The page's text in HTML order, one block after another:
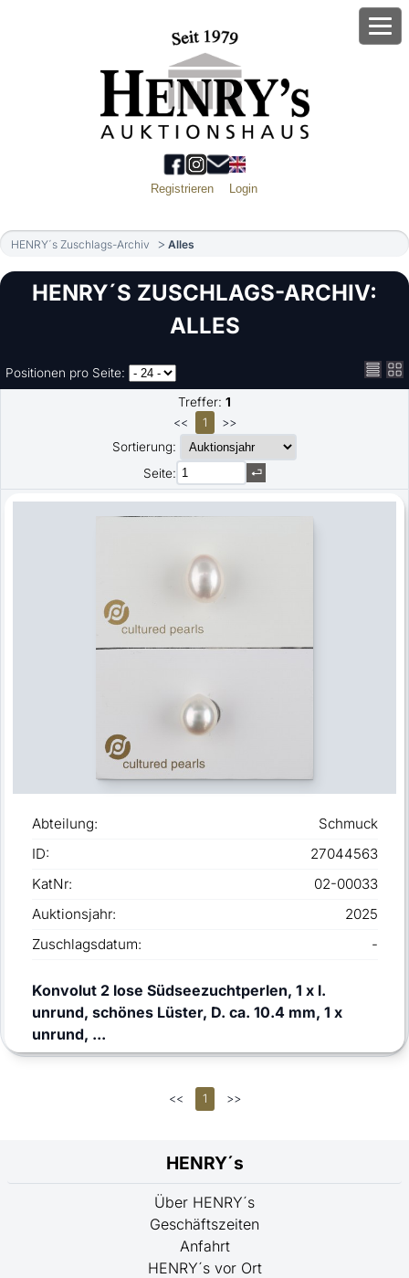
Registrieren Login
HENRY´s Zuschlags-Archiv Alles
HENRY´S ZUSCHLAGS-ARCHIV:
ALLES
Positionen pro Seite:
Treffer: 1
<< 1 >>
Sortierung:
Seite:
Abteilung:
Schmuck
ID:
27044563
KatNr:
02-00033
Auktionsjahr:
2025
Zuschlagsdatum:
-
Konvolut 2 lose Südseezuchtperlen, 1 x l.
unrund, schönes Lüster, D. ca. 10.4 mm, 1 x
unrund, ...
<< 1 >>
HENRY´s
Über HENRY´s
Geschäftszeiten
Anfahrt
HENRY´s vor Ort